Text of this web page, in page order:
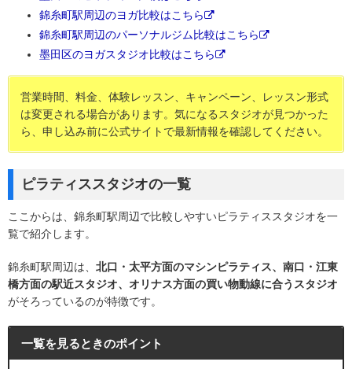
錦糸町駅周辺のヨガ比較はこちら
錦糸町駅周辺のパーソナルジム比較はこちら
墨田区のヨガスタジオ比較はこちら
営業時間、料金、体験レッスン、キャンペーン、レッスン形式
は変更される場合があります。気になるスタジオが見つかった
ら、申し込み前に公式サイトで最新情報を確認してください。
ピラティススタジオの一覧
ここからは、錦糸町駅周辺で比較しやすいピラティススタジオを一
覧で紹介します。
錦糸町駅周辺は、 北口・太平方面のマシンピラティス、南口・江東
橋方面の駅近スタジオ、オリナス方面の買い物動線に合うスタジオ
がそろっているのが特徴です。
一覧を見るときのポイント